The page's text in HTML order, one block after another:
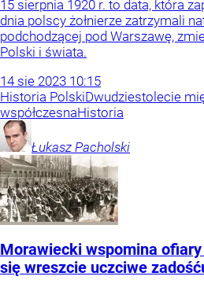
15 sierpnia 1920 r. to data, która
dnia polscy żołnierze zatrzymali
podchodzącej pod Warszawę,
Polski i świata.
14 sie 2023 10:15
Historia PolskiDwudziestolecie
współczesnaHistoria
Łukasz Pacholski
Morawiecki wspomina
się wreszcie uczciwe